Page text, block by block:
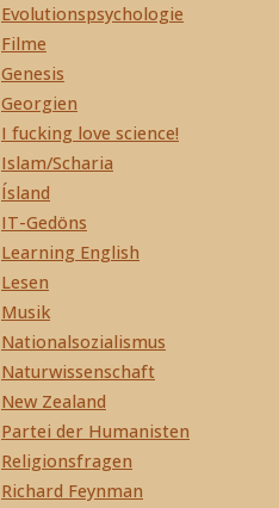
Evolutionspsychologie
Filme
Genesis
Georgien
I fucking love science!
Islam/Scharia
Ísland
IT-Gedöns
Learning English
Lesen
Musik
Nationalsozialismus
Naturwissenschaft
New Zealand
Partei der Humanisten
Religionsfragen
Richard Feynman